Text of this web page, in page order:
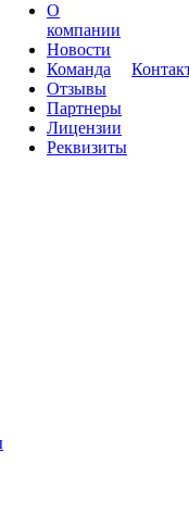
О
компании
Новости
Команда
Отзывы
Партнеры
Лицензии
Реквизиты